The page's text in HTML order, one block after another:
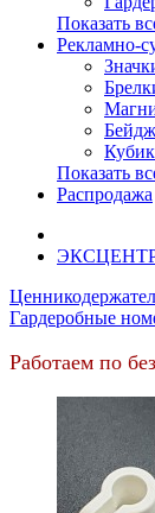
Показать
Рекламно-
Показать
Распродажа
Гардеробные
Работаем по